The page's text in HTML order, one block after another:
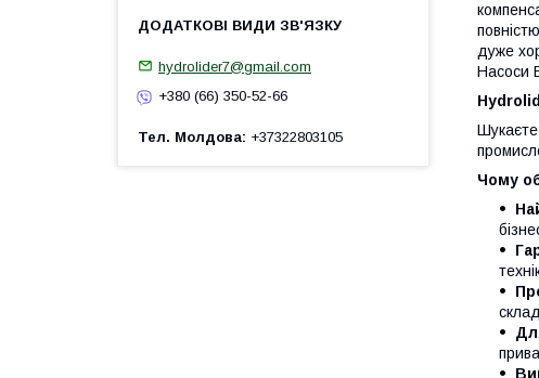
дуже
Насоси
Чому
hydrolider7@gmail.com
+380 (66) 350-52-66
Тел. Молдова +37322803105